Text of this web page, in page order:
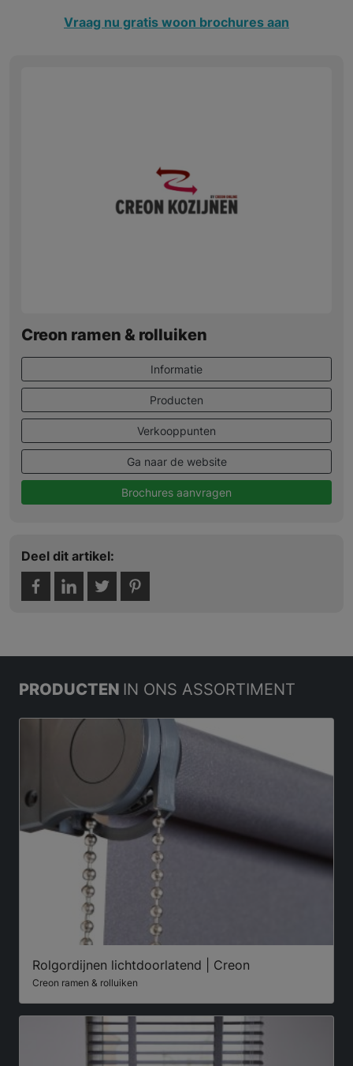
Vraag nu gratis woon brochures aan
Creon ramen & rolluiken
Informatie
Producten
Verkooppunten
Ga naar de website
Brochures aanvragen
Deel dit artikel:
PRODUCTEN IN ONS ASSORTIMENT
Rolgordijnen lichtdoorlatend | Creon
Creon ramen & rolluiken